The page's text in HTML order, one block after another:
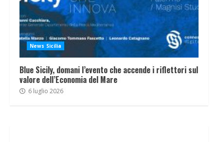
News Sicilia
Blue Sicily, domani l’evento che accende i riflettori sul
valore dell’Economia del Mare
6 luglio 2026